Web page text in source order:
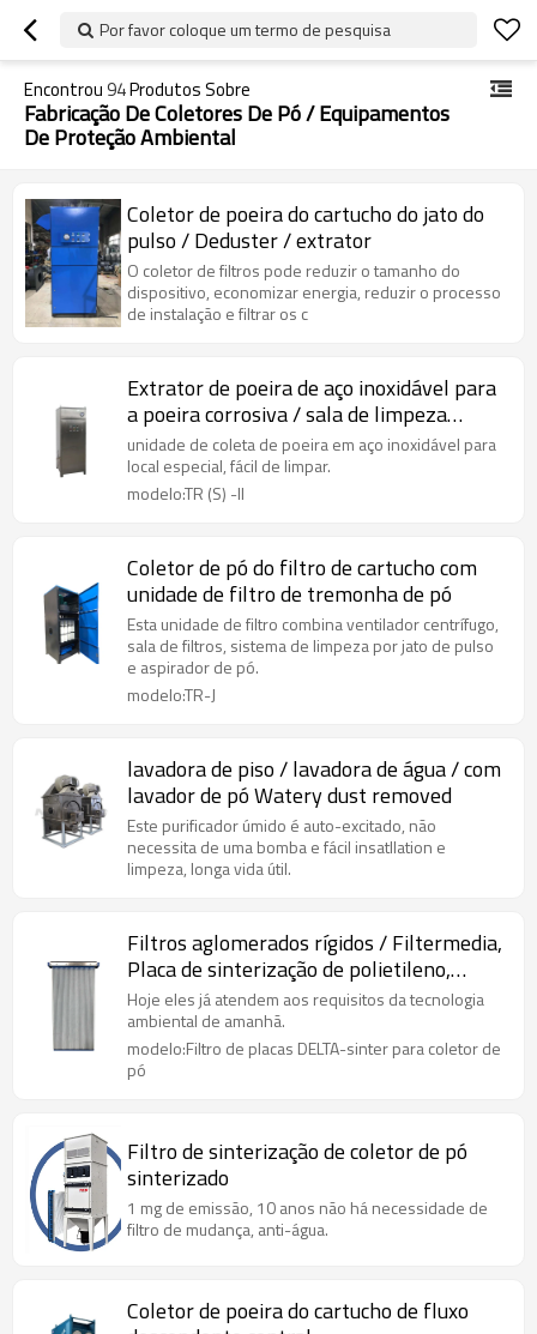
Por favor coloque um termo de pesquisa
Encontrou94Produtos Sobre
Fabricação De Coletores De Pó / Equipamentos
De Proteção Ambiental
Coletor de poeira do cartucho do jato do
pulso / Deduster / extrator
O coletor de filtros pode reduzir o tamanho do
dispositivo, economizar energia, reduzir o processo
de instalação e filtrar os c
Extrator de poeira de aço inoxidável para
a poeira corrosiva / sala de limpeza
farmacêutica / fábrica eletrônica
unidade de coleta de poeira em aço inoxidável para
local especial, fácil de limpar.
modelo:TR (S) -II
Coletor de pó do filtro de cartucho com
unidade de filtro de tremonha de pó
Esta unidade de filtro combina ventilador centrífugo,
sala de filtros, sistema de limpeza por jato de pulso
e aspirador de pó.
modelo:TR-J
lavadora de piso / lavadora de água / com
lavador de pó Watery dust removed
Este purificador úmido é auto-excitado, não
necessita de uma bomba e fácil insatllation e
limpeza, longa vida útil.
Filtros aglomerados rígidos / Filtermedia,
Placa de sinterização de polietileno,
Unidade de filtro DELTA Flex PE
Hoje eles já atendem aos requisitos da tecnologia
ambiental de amanhã.
modelo:Filtro de placas DELTA-sinter para coletor de
pó
Filtro de sinterização de coletor de pó
sinterizado
1 mg de emissão, 10 anos não há necessidade de
filtro de mudança, anti-água.
Coletor de poeira do cartucho de fluxo